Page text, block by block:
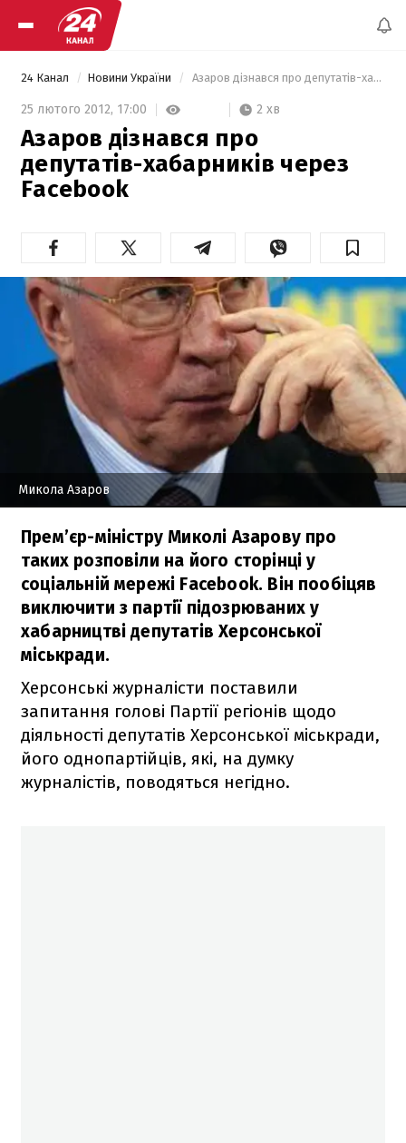
24 Канал Новини України Азаров дізнався про депутатів-хабарників через Facebook
25 лютого 2012, 17:00 2 хв
Азаров дізнався про
депутатів-хабарників через
Facebook
Микола Азаров
Прем’єр-міністру Миколі Азарову про
таких розповіли на його сторінці у
соціальній мережі Facebook. Він пообіцяв
виключити з партії підозрюваних у
хабарництві депутатів Херсонської
міськради.
Херсонські журналісти поставили
запитання голові Партії регіонів щодо
діяльності депутатів Херсонської міськради,
його однопартійців, які, на думку
журналістів, поводяться негідно.